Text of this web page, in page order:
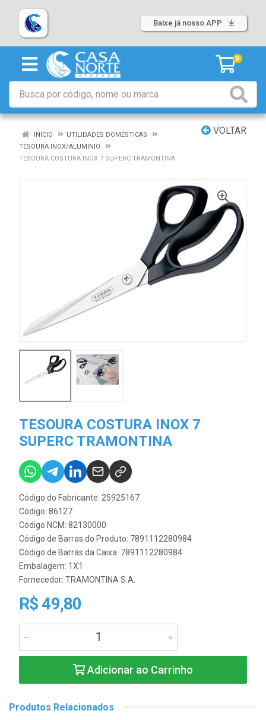
Baixe já nosso APP
0
VOLTAR
INÍCIO
UTILIDADES DOMÉSTICAS
TESOURA INOX/ALUMINIO
TESOURA COSTURA INOX 7 SUPERC TRAMONTINA
TESOURA COSTURA INOX 7
SUPERC TRAMONTINA
Código do Fabricante: 25925167
Código: 86127
Código NCM: 82130000
Código de Barras do Produto: 7891112280984
Código de Barras da Caixa: 7891112280984
Embalagem: 1X1
Fornecedor: TRAMONTINA S.A.
R$ 49,80
Adicionar ao Carrinho
Produtos Relacionados